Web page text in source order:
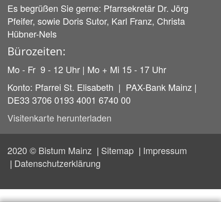
Es begrüßen Sie gerne: Pfarrsekretär Dr. Jörg
Pfeifer, sowie Doris Sutor, Karl Franz, Christa
Hübner-Nels
Bürozeiten:
Mo - Fr 9 - 12 Uhr | Mo + Mi 15 - 17 Uhr
Konto: Pfarrei St. Elisabeth | PAX-Bank Mainz |
DE33 3706 0193 4001 6740 00
Visitenkarte herunterladen
2020 © Bistum Mainz Sitemap
Impressum
Datenschutzerklärung